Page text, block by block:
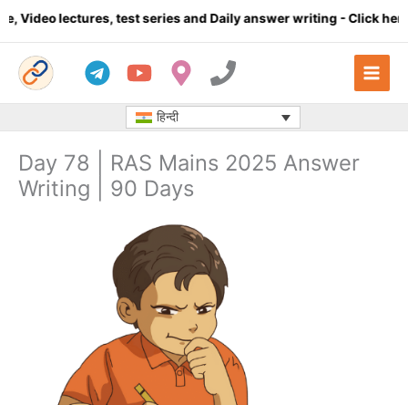
lectures, test series and Daily answer writing- Click here
हिन्दी
Day 78 | RAS Mains 2025 Answer
Writing | 90 Days